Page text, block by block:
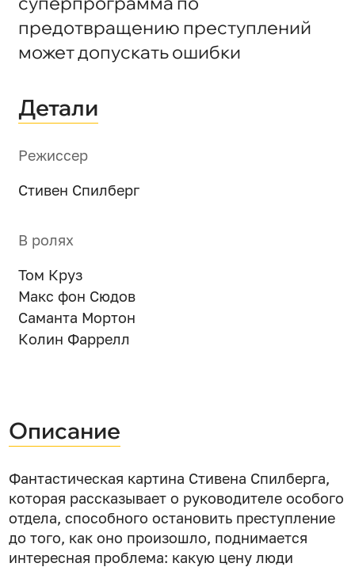
предотвращению преступлений
может допускать ошибки
Детали
Режиссер
Стивен Спилберг
В ролях
Том Круз
Макс фон Сюдов
Саманта Мортон
Колин Фаррелл
Описание
Фантастическая картина Стивена Спилберга,
которая рассказывает о руководителе особого
отдела, способного остановить преступление
до того, как оно произошло, поднимается
интересная проблема: какую цену люди